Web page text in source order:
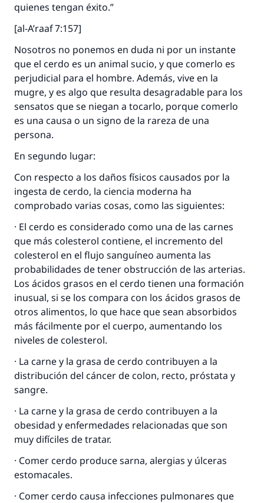
quienes tengan éxito.”
[al-A’raaf 7:157]
Nosotros no ponemos en duda ni por un instante
que el cerdo es un animal sucio, y que comerlo es
perjudicial para el hombre. Además, vive en la
mugre, y es algo que resulta desagradable para los
sensatos que se niegan a tocarlo, porque comerlo
es una causa o un signo de la rareza de una
persona.
En segundo lugar:
Con respecto a los daños físicos causados por la
ingesta de cerdo, la ciencia moderna ha
comprobado varias cosas, como las siguientes:
· El cerdo es considerado como una de las carnes
que más colesterol contiene, el incremento del
colesterol en el flujo sanguíneo aumenta las
probabilidades de tener obstrucción de las arterias.
Los ácidos grasos en el cerdo tienen una formación
inusual, si se los compara con los ácidos grasos de
otros alimentos, lo que hace que sean absorbidos
más fácilmente por el cuerpo, aumentando los
niveles de colesterol.
· La carne y la grasa de cerdo contribuyen a la
distribución del cáncer de colon, recto, próstata y
sangre.
· La carne y la grasa de cerdo contribuyen a la
obesidad y enfermedades relacionadas que son
muy difíciles de tratar.
· Comer cerdo produce sarna, alergias y úlceras
estomacales.
· Comer cerdo causa infecciones pulmonares que